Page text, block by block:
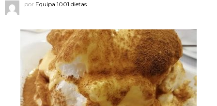
por Equipa 1001 dietas